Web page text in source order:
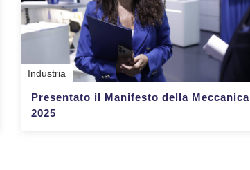
Industria
Presentato il Manifesto della Meccanica
2025